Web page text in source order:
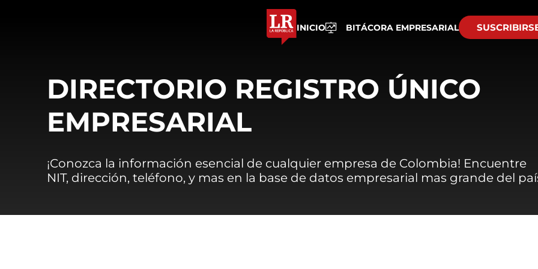
INICIO BITÁCORA EMPRESARIAL
DIRECTORIO REGISTRO ÚNICO
EMPRESARIAL
¡Conozca la información esencial de cualquier empresa de Colombia! Encuentre
NIT, dirección, teléfono, y mas en la base de datos empresarial mas grande del